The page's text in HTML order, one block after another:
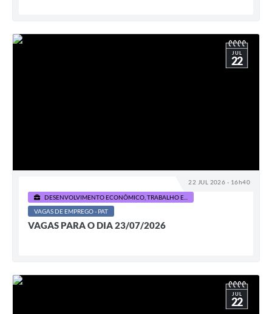
22 JUL 2026 - 16h40
JUL
22
DESENVOLVIMENTO ECONÔMICO, TRABALHO E...
VAGAS DE EMPREGO - PAT
VAGAS PARA O DIA 23/07/2026
JUL
22